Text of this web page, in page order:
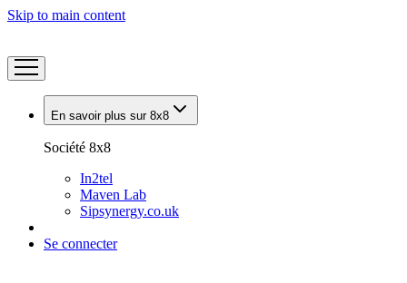
Skip to main content
En savoir plus sur 8x8
Société 8x8
In2tel
Maven Lab
Sipsynergy.co.uk
Se connecter